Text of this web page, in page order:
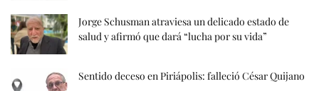
Jorge Schusman atraviesa un delicado estado de
salud y afirmó que dará “lucha por su vida”
Sentido deceso en Piriápolis: falleció César Quijano